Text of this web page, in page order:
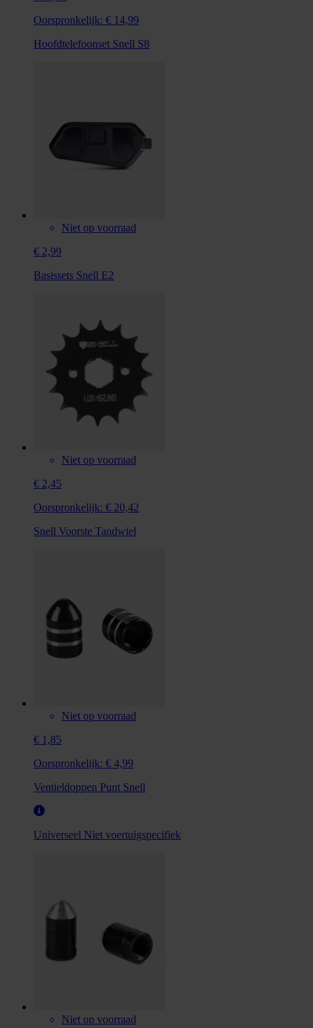
Oorspronkelijk: € 14,99
Hoofdtelefoonset Snell S8
Niet op voorraad
€ 2,99
Basissets Snell E2
Niet op voorraad
€ 2,45
Oorspronkelijk: € 20,42
Snell Voorste Tandwiel
Niet op voorraad
€ 1,85
Oorspronkelijk: € 4,99
Ventieldoppen Punt Snell
Universeel Niet voertuigspecifiek
Niet op voorraad